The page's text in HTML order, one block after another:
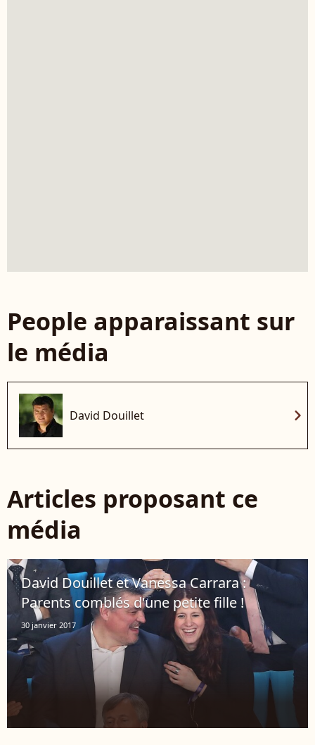
People apparaissant sur
le média
David Douillet chevron_right
Articles proposant ce
média
David Douillet et Vanessa Carrara :
Parents comblés d'une petite fille !
30 janvier 2017